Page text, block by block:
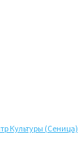
Культуры (Сеница)